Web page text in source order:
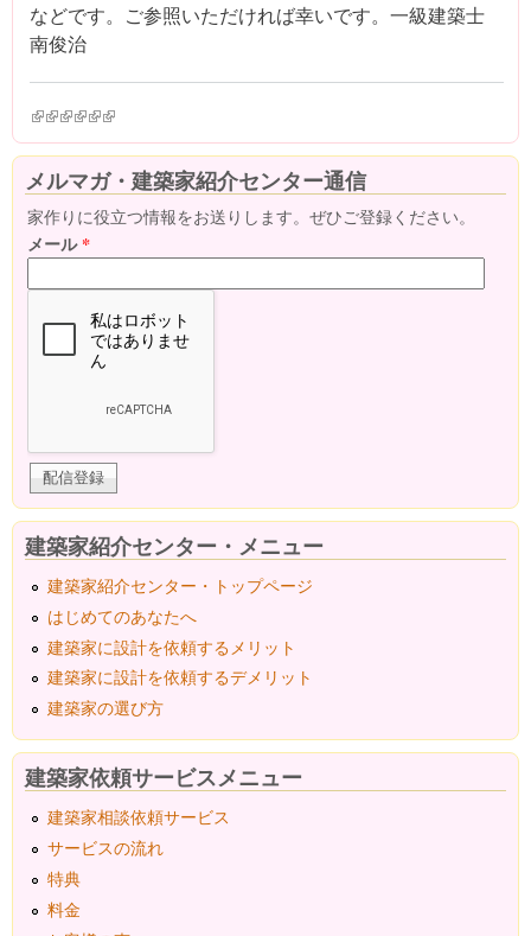
などです。ご参照いただければ幸いです。一級建築士
南俊治
(link is external)
(link is external)
(link is external)
(link is external)
(link is external)
(link is external)
メルマガ・建築家紹介センター通信
家作りに役立つ情報をお送りします。ぜひご登録ください。
メール*
建築家紹介センター・メニュー
建築家紹介センター・トップページ
はじめてのあなたへ
建築家に設計を依頼するメリット
建築家に設計を依頼するデメリット
建築家の選び方
建築家依頼サービスメニュー
建築家相談依頼サービス
サービスの流れ
特典
料金